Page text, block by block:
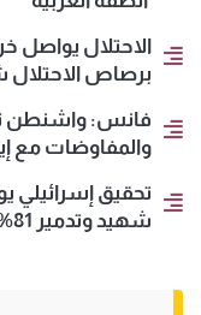
الاحتلال يواصل
برصاص الاحتلال
فانس: واشنطن
والمفاوضات مع
شهيد وتدمير 81% من المباني